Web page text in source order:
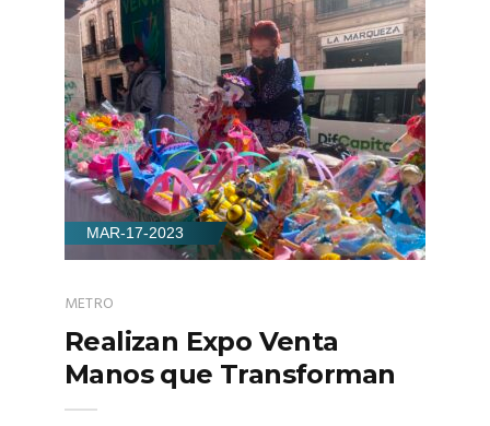
MAR-17-2023
METRO
Realizan Expo Venta
Manos que Transforman